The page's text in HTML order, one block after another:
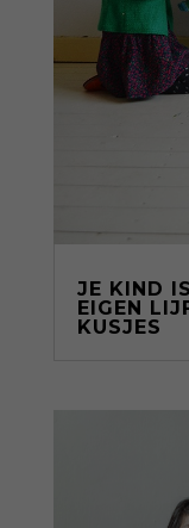
JE KIND
EIGEN
KUSJES